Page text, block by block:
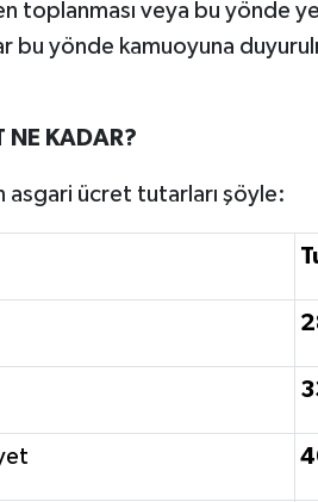
toplanması veya bu yönde
bu yönde kamuoyuna
NE KADAR?
asgari ücret tutarları şöyle: